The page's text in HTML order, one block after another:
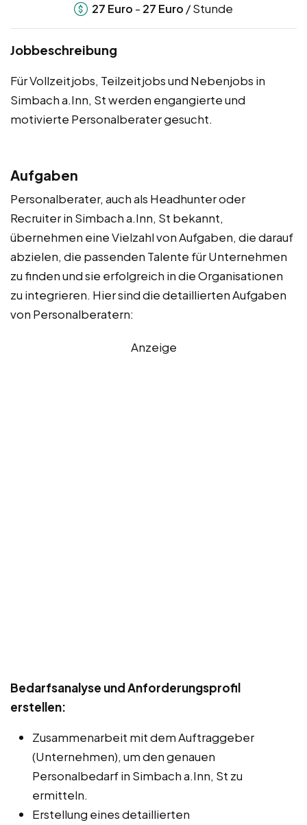
27 Euro - 27 Euro / Stunde
Jobbeschreibung
Für Vollzeitjobs, Teilzeitjobs und Nebenjobs in
Simbach a.Inn, St werden engangierte und
motivierte Personalberater gesucht.
Aufgaben
Personalberater, auch als Headhunter oder
Recruiter in Simbach a.Inn, St bekannt,
übernehmen eine Vielzahl von Aufgaben, die darauf
abzielen, die passenden Talente für Unternehmen
zu finden und sie erfolgreich in die Organisationen
zu integrieren. Hier sind die detaillierten Aufgaben
von Personalberatern:
Anzeige
Bedarfsanalyse und Anforderungsprofil
erstellen:
Zusammenarbeit mit dem Auftraggeber
(Unternehmen), um den genauen
Personalbedarf in Simbach a.Inn, St zu
ermitteln.
Erstellung eines detaillierten